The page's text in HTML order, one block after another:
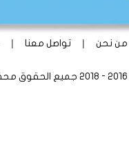
من نحن | تواصل معنا |